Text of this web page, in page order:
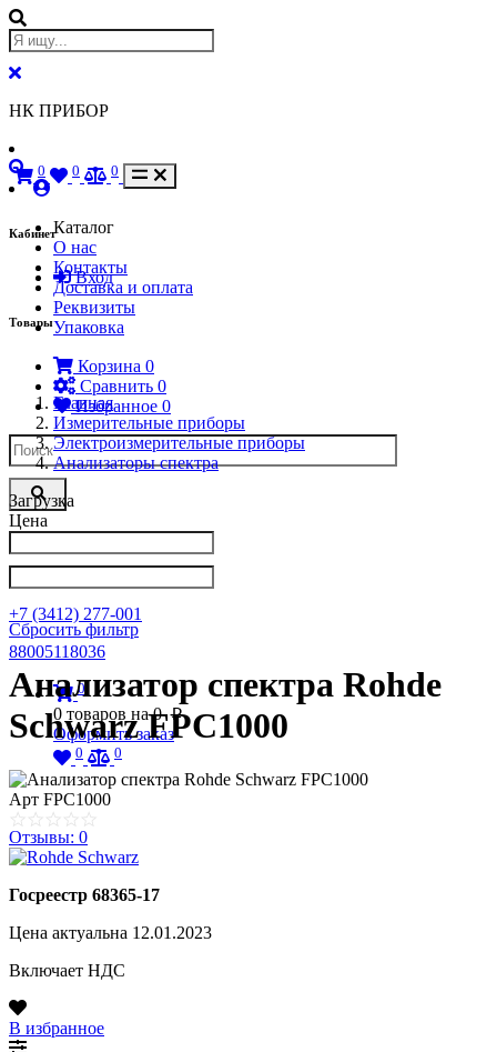
НК ПРИБОР
Кабинет
Вход
Товары
Корзина 0
Сравнить 0
Избранное 0
Написать в Телеграм
+7 (3412) 277-001
88005118036
0
0 товаров на0 p
Оформить заказ
0 0
0 0 0
Каталог
О нас
Контакты
Доставка и оплата
Реквизиты
Упаковка
Главная
Измерительные приборы
Электроизмерительные приборы
Анализаторы спектра
Загрузка
Цена
Сбросить фильтр
Анализатор спектра Rohde
Schwarz FPC1000
Арт FPC1000
Отзывы: 0
Госреестр 68365-17
Цена актуальна 12.01.2023
Включает НДС
В избранное